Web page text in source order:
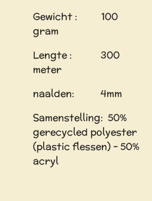
Gewicht : 100
gram
Lengte : 300
meter
naalden: 4mm
Samenstelling: 50%
gerecycled polyester
(plastic flessen) - 50%
acryl